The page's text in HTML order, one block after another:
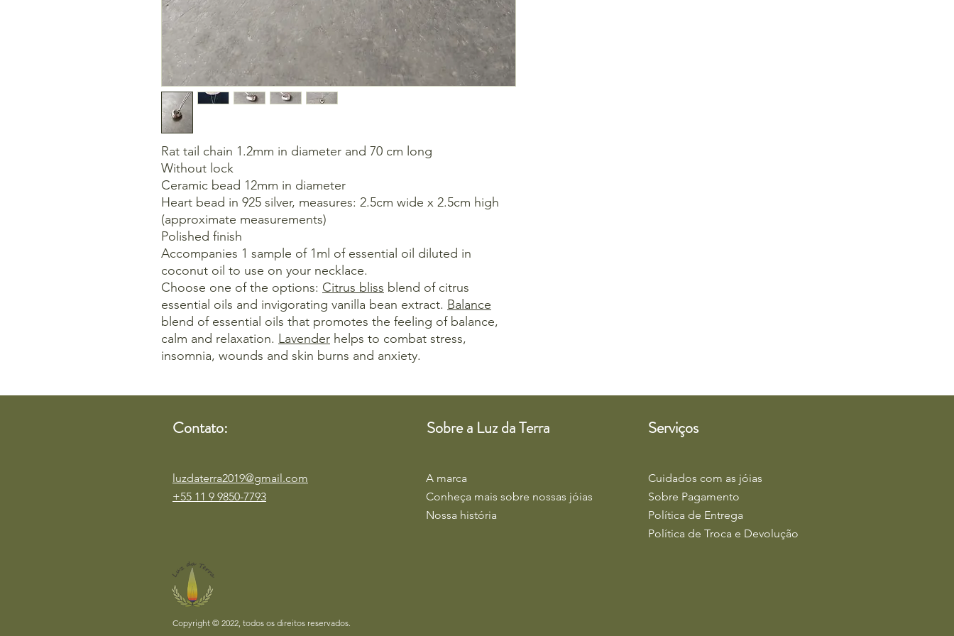
Rat tail chain 1.2mm in diameter and 70 cm long
Without lock
Ceramic bead 12mm in diameter
Heart bead in 925 silver, measures: 2.5cm wide x 2.5cm high
(approximate measurements)
Polished finish
Accompanies 1 sample of 1ml of essential oil diluted in
coconut oil to use on your necklace.
Choose one of the options: Citrus bliss blend of citrus
essential oils and invigorating vanilla bean extract. Balance
blend of essential oils that promotes the feeling of balance,
calm and relaxation. Lavender helps to combat stress,
insomnia, wounds and skin burns and anxiety.
Contato:
luzdaterra2019@gmail.com
+55 11 9 9850-7793
Sobre a Luz da Terra
A marca
Conheça mais sobre nossas jóias
Nossa história
Serviços
Cuidados com as jóias
Sobre Pagamento
Política de Entrega
Política de Troca e Devolução
Copyright © 2022, todos os direitos reservados.